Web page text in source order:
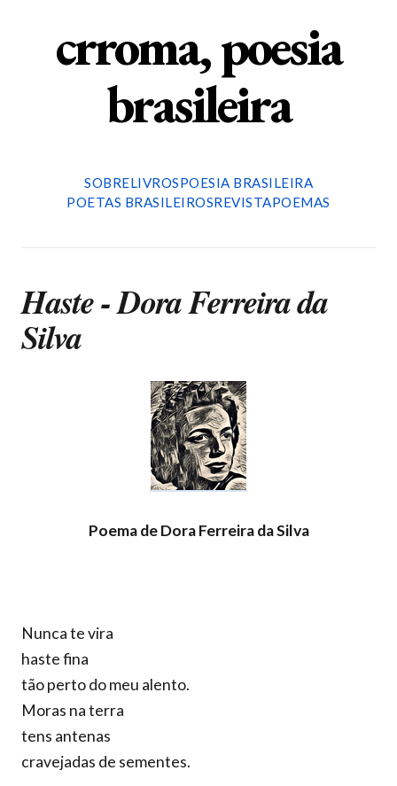
crroma, poesia
brasileira
SOBRELIVROSPOESIA BRASILEIRA
POETAS BRASILEIROSREVISTAPOEMAS
Haste - Dora Ferreira da
Silva
Poema de Dora Ferreira da Silva
Nunca te vira
haste fina
tão perto do meu alento.
Moras na terra
tens antenas
cravejadas de sementes.